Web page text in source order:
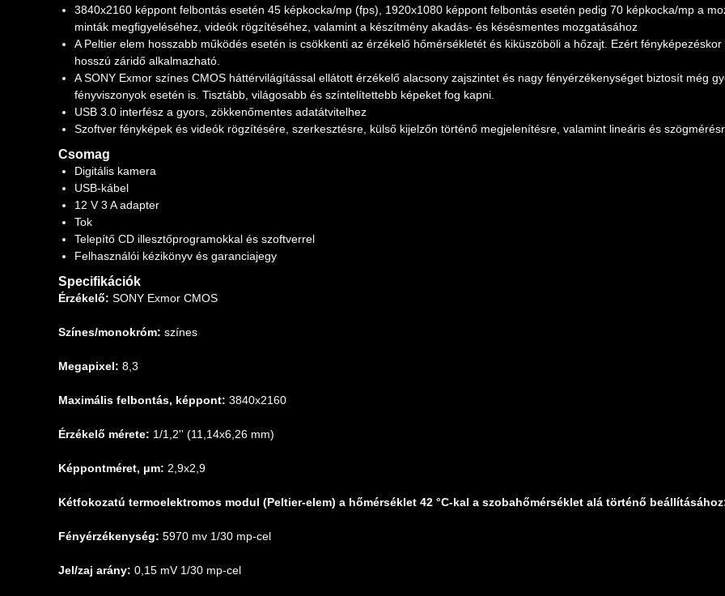
3840x2160 képpont felbontás esetén 45 képkocka/mp (fps), 1920x1080 képpont felbontás esetén pedig 70 képkocka/mp a
minták megfigyeléséhez, videók rögzítéséhez, valamint a készítmény akadás- és késésmentes mozgatásához
A Peltier elem hosszabb működés esetén is csökkenti az érzékelő hőmérsékletét és kiküszöböli a hőzajt. Ezért fényképezéskor
hosszú záridő alkalmazható.
A SONY Exmor színes CMOS háttérvilágítással ellátott érzékelő alacsony zajszintet és nagy fényérzékenységet biztosít még
fényviszonyok esetén is. Tisztább, világosabb és színtelítettebb képeket fog kapni.
USB 3.0 interfész a gyors, zökkenőmentes adatátvitelhez
Szoftver fényképek és videók rögzítésére, szerkesztésre, külső kijelzőn történő megjelenítésre, valamint lineáris és
Csomag
Digitális kamera
USB-kábel
12 V 3 A adapter
Tok
Telepítő CD illesztőprogramokkal és szoftverrel
Felhasználói kézikönyv és garanciajegy
Specifikációk
Érzékelő: SONY Exmor CMOS
Színes/monokróm: színes
Megapixel: 8,3
Maximális felbontás, képpont: 3840x2160
Érzékelő mérete: 1/1,2'' (11,14x6,26 mm)
Képpontméret, μm: 2,9x2,9
Kétfokozatú termoelektromos modul (Peltier-elem) a hőmérséklet 42 °C-kal a szobahőmérséklet alá történő
Fényérzékenység: 5970 mv 1/30 mp-cel
Jel/zaj arány: 0,15 mV 1/30 mp-cel